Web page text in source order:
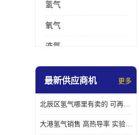
氢气
氧气
液氮
乙炔
最新供应商机 更多
北辰区氢气哪里有卖的 可再生 实验室应用
大港氢气销售 高热导率 实验室应用